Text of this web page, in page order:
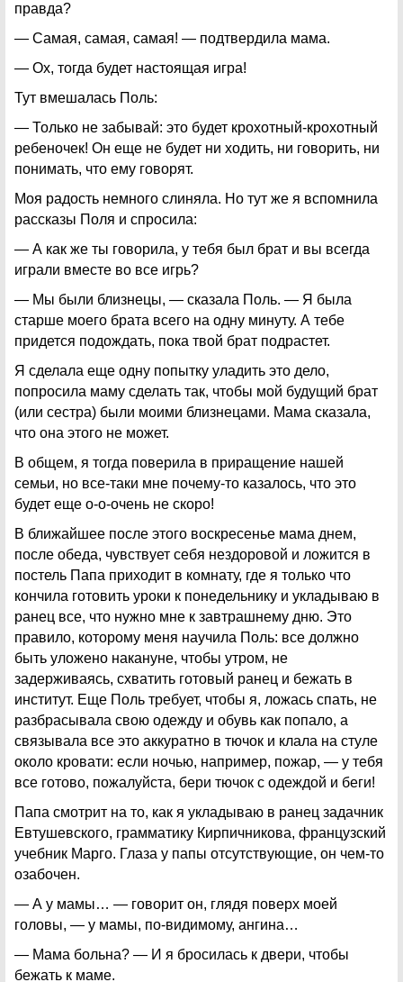
правда?
— Самая, самая, самая! — подтвердила мама.
— Ох, тогда будет настоящая игра!
Тут вмешалась Поль:
— Только не забывай: это будет крохотный-крохотный
ребеночек! Он еще не будет ни ходить, ни говорить, ни
понимать, что ему говорят.
Моя радость немного слиняла. Но тут же я вспомнила
рассказы Поля и спросила:
— А как же ты говорила, у тебя был брат и вы всегда
играли вместе во все игрь?
— Мы были близнецы, — сказала Поль. — Я была
старше моего брата всего на одну минуту. А тебе
придется подождать, пока твой брат подрастет.
Я сделала еще одну попытку уладить это дело,
попросила маму сделать так, чтобы мой будущий брат
(или сестра) были моими близнецами. Мама сказала,
что она этого не может.
В общем, я тогда поверила в приращение нашей
семьи, но все-таки мне почему-то казалось, что это
будет еще о-о-очень не скоро!
В ближайшее после этого воскресенье мама днем,
после обеда, чувствует себя нездоровой и ложится в
постель Папа приходит в комнату, где я только что
кончила готовить уроки к понедельнику и укладываю в
ранец все, что нужно мне к завтрашнему дню. Это
правило, которому меня научила Поль: все должно
быть уложено накануне, чтобы утром, не
задерживаясь, схватить готовый ранец и бежать в
институт. Еще Поль требует, чтобы я, ложась спать, не
разбрасывала свою одежду и обувь как попало, а
связывала все это аккуратно в тючок и клала на стуле
около кровати: если ночью, например, пожар, — у тебя
все готово, пожалуйста, бери тючок с одеждой и беги!
Папа смотрит на то, как я укладываю в ранец задачник
Евтушевского, грамматику Кирпичникова, французский
учебник Марго. Глаза у папы отсутствующие, он чем-то
озабочен.
— А у мамы… — говорит он, глядя поверх моей
головы, — у мамы, по-видимому, ангина…
— Мама больна? — И я бросилась к двери, чтобы
бежать к маме.